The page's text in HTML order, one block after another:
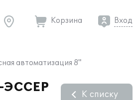
Корзина Вход
автоматизация 8"
ЭССЕР
К списку